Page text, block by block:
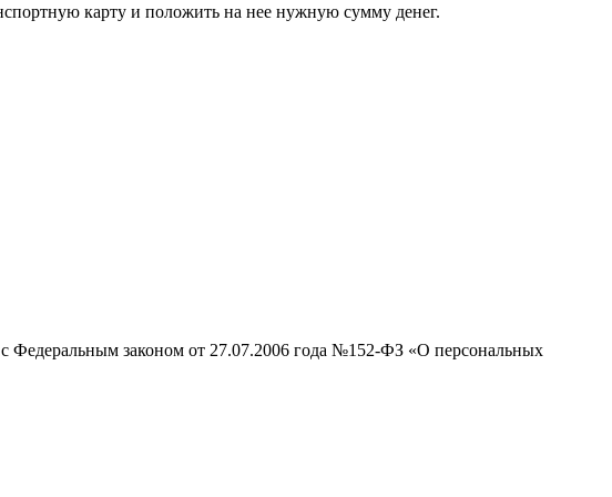
карту и положить на нее нужную сумму денег.
Федеральным законом от 27.07.2006 года №152-ФЗ «О персональных